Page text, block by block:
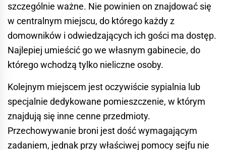
szczególnie ważne. Nie powinien on znajdować się
w centralnym miejscu, do którego każdy z
domowników i odwiedzających ich gości ma dostęp.
Najlepiej umieścić go we własnym gabinecie, do
którego wchodzą tylko nieliczne osoby.
Kolejnym miejscem jest oczywiście sypialnia lub
specjalnie dedykowane pomieszczenie, w którym
znajdują się inne cenne przedmioty.
Przechowywanie broni jest dość wymagającym
zadaniem, jednak przy właściwej pomocy sejfu nie